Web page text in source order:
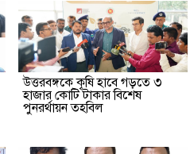
উত্তরবঙ্গকে কৃষি হাবে গড়তে ৩
হাজার কোটি টাকার বিশেষ
পুনরর্থায়ন তহবিল